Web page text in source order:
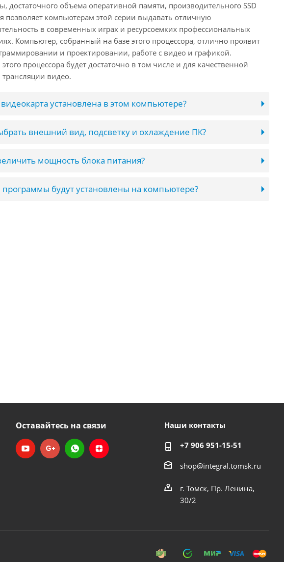
достаточного объема оперативной памяти, производительного SSD
позволяет компьютерам этой серии выдавать отличную
в современных играх и ресурсоемких профессиональных
Компьютер, собранный на базе этого процессора, отлично проявит
и проектировании, работе с видео и графикой.
процессора будет достаточно в том числе и для качественной
трансляции видео.
видеокарта установлена в этом компьютере?
внешний вид, подсветку и охлаждение ПК?
мощность блока питания?
программы будут установлены на компьютере?
Оставайтесь на связи Наши контакты
+7 906 951-15-51
shop@integral.tomsk.ru
г. Томск, Пр. Ленина,
30/2